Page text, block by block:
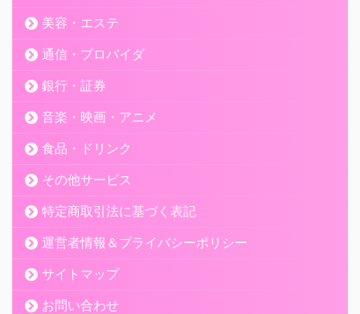
美容・エステ
通信・プロバイダ
銀行・証券
音楽・映画・アニメ
食品・ドリンク
その他サービス
特定商取引法に基づく表記
運営者情報＆プライバシーポリシー
サイトマップ
お問い合わせ